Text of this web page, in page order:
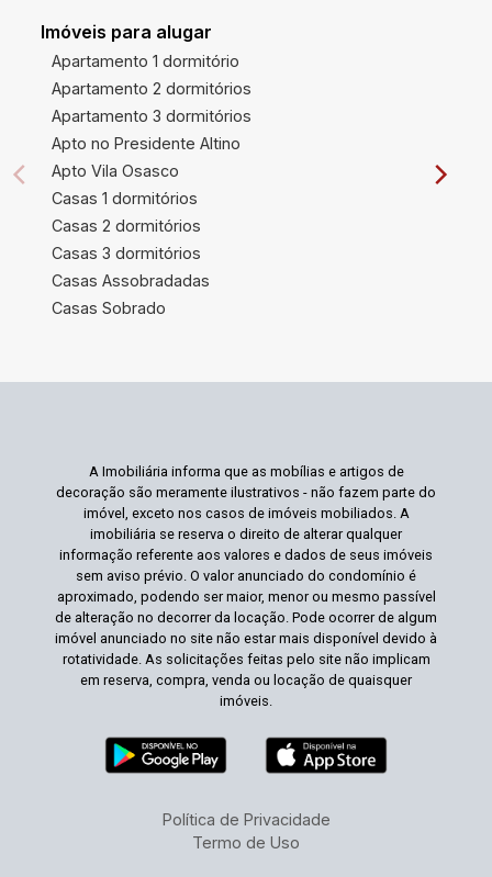
Imóveis para alugar
Apartamento 1 dormitório
Apartamento 2 dormitórios
Apartamento 3 dormitórios
Apto no Presidente Altino
Apto Vila Osasco
Casas 1 dormitórios
Casas 2 dormitórios
Casas 3 dormitórios
Casas Assobradadas
Casas Sobrado
A Imobiliária informa que as mobílias e artigos de
decoração são meramente ilustrativos - não fazem parte do
imóvel, exceto nos casos de imóveis mobiliados. A
imobiliária se reserva o direito de alterar qualquer
informação referente aos valores e dados de seus imóveis
sem aviso prévio. O valor anunciado do condomínio é
aproximado, podendo ser maior, menor ou mesmo passível
de alteração no decorrer da locação. Pode ocorrer de algum
imóvel anunciado no site não estar mais disponível devido à
rotatividade. As solicitações feitas pelo site não implicam
em reserva, compra, venda ou locação de quaisquer
imóveis.
Política de Privacidade
Termo de Uso